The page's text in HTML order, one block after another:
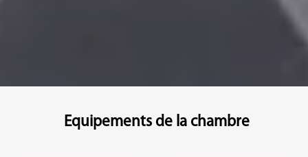
Equipements de la chambre